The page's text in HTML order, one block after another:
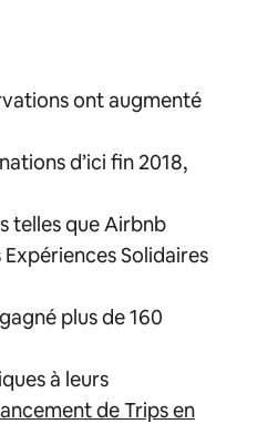
ont augmenté
d’ici fin 2018,
telles que Airbnb
Solidaires
plus de 160
à leurs
de Trips en